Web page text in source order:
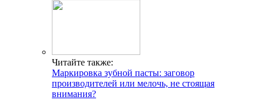
Читайте также:
Маркировка зубной пасты: заговор
производителей или мелочь, не стоящая
внимания?